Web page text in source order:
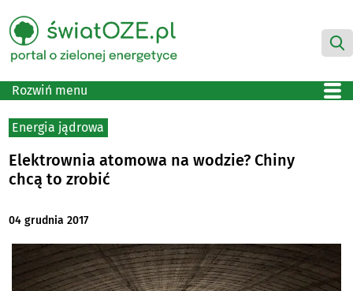
Rozwiń menu
Energia jądrowa
Elektrownia atomowa na wodzie? Chiny
chcą to zrobić
04 grudnia 2017